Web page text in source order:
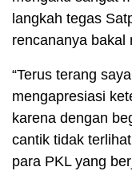
langkah tegas
rencananya bakal
“Terus terang
mengapresiasi
karena dengan
cantik tidak
para PKL yang